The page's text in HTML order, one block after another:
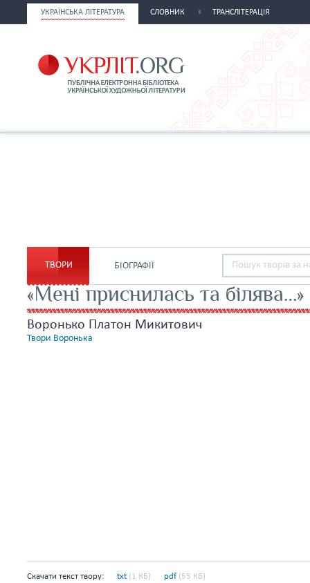
УКРАЇНСЬКА ЛІТЕРАТУРА СЛОВНИК ТРАНСЛІТЕРАЦІЯ
ТВОРИ БІОГРАФІЇ
«Мені приснилась та білява…»
Воронько Платон Микитович
Твори Воронька
Скачати текст твору: txt (1 КБ) pdf (55 КБ)